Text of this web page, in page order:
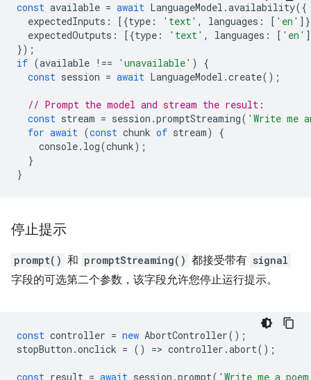
const available = await LanguageModel .availability({
expectedInputs : [{type : 'text' , languages : [ 'en'
expectedOutputs : [{type : 'text' , languages : [ 'en'
});
if (available !== 'unavailable' )
{
const session = await LanguageModel .create();
// Prompt the model and stream the result:
const stream = session .promptStreaming( 'Write me
for await (const chunk of stream)
{
console. log(chunk);
}
}
停止提示
prompt() 和 promptStreaming() 都接受带有 signal
字段的可选第二个参数，该字段允许您停止运行提示。
const controller = new AbortController();
stopButton .onclick = () => controller .abort();
const result = await session .prompt( 'Write me a